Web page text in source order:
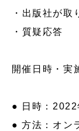
・出版社が取
・質疑応答
開催日時・実
● 日時：
● 方法：オン